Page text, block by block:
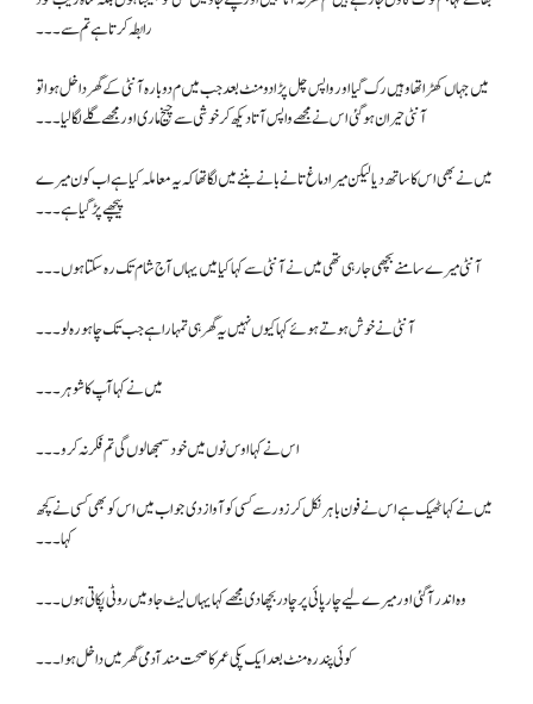
رابطہ کرتا ہے تم سے۔۔۔
میں جہاں کھڑا تھا وہیں رک گیا اور واپس چل پڑا دو منٹ بعد جب میں م دوبارہ آنٹی کے گھر داخل ہوا تو
آنٹی حیران ہو گئی اس نے مجھے واپس آتا دیکھ کر خوشی سے چیخ ماری اور مجھے گلے لگا لیا۔۔۔
میں نے بھی اس کا ساتھ دیا لیکن میرا دماغ تانے بانے بننے میں لگا تھا کہ یہ معاملہ کیا ہے اب کون میرے
پیچھے پڑ گیا ہے۔۔۔
آنٹی میرے سامنے بچھی جا رہی تھی میں نے آنٹی سے کہا کیا میں یہاں آج شام تک رہ سکتا ہوں۔۔۔
آنٹی نے خوش ہوتے ہوئے کہا کیوں نہیں یہ گھر ہی تمہارا ہے جب تک چاہو رہ لو ۔۔۔
میں نے کہا آپ کا شوہر ۔۔۔
اس نے کہا اوس نوں میں خود سمجھا لوں گی تم فکر نہ کرو۔۔۔
میں نے کہا ٹھیک ہے اس نے فون باہر نکل کر زور سے کسی کو آواز دی جواب میں اس کو بھی کسی نے کچھ
کہا۔۔۔
وہ اندر آگئی اور میرے لیے چارپائی پر چادر بچھا دی مجھے کہا یہاں لیٹ جاو میں روٹی پکاتی ہوں۔۔۔
کوئی پندرہ منٹ بعد ایک پکی عمر کا صحت مند آدمی گھر میں داخل ہوا۔۔۔